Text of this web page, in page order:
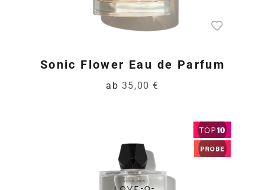
Sonic Flower Eau de Parfum
ab 35,00 €